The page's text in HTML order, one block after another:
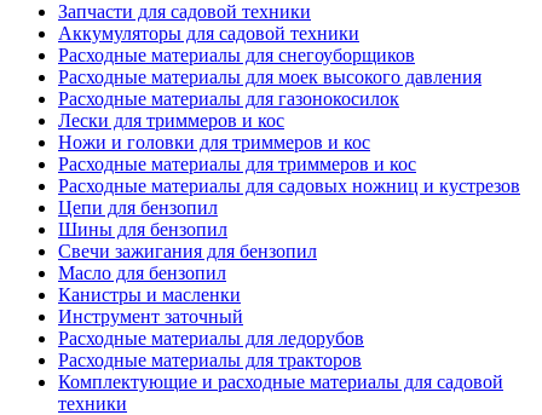
Запчасти для садовой техники
Аккумуляторы для садовой техники
Расходные материалы для снегоуборщиков
Расходные материалы для моек высокого давления
Расходные материалы для газонокосилок
Лески для триммеров и кос
Ножи и головки для триммеров и кос
Расходные материалы для триммеров и кос
Расходные материалы для садовых ножниц и кустрезов
Цепи для бензопил
Шины для бензопил
Свечи зажигания для бензопил
Масло для бензопил
Канистры и масленки
Инструмент заточный
Расходные материалы для ледорубов
Расходные материалы для тракторов
Комплектующие и расходные материалы для садовой
техники